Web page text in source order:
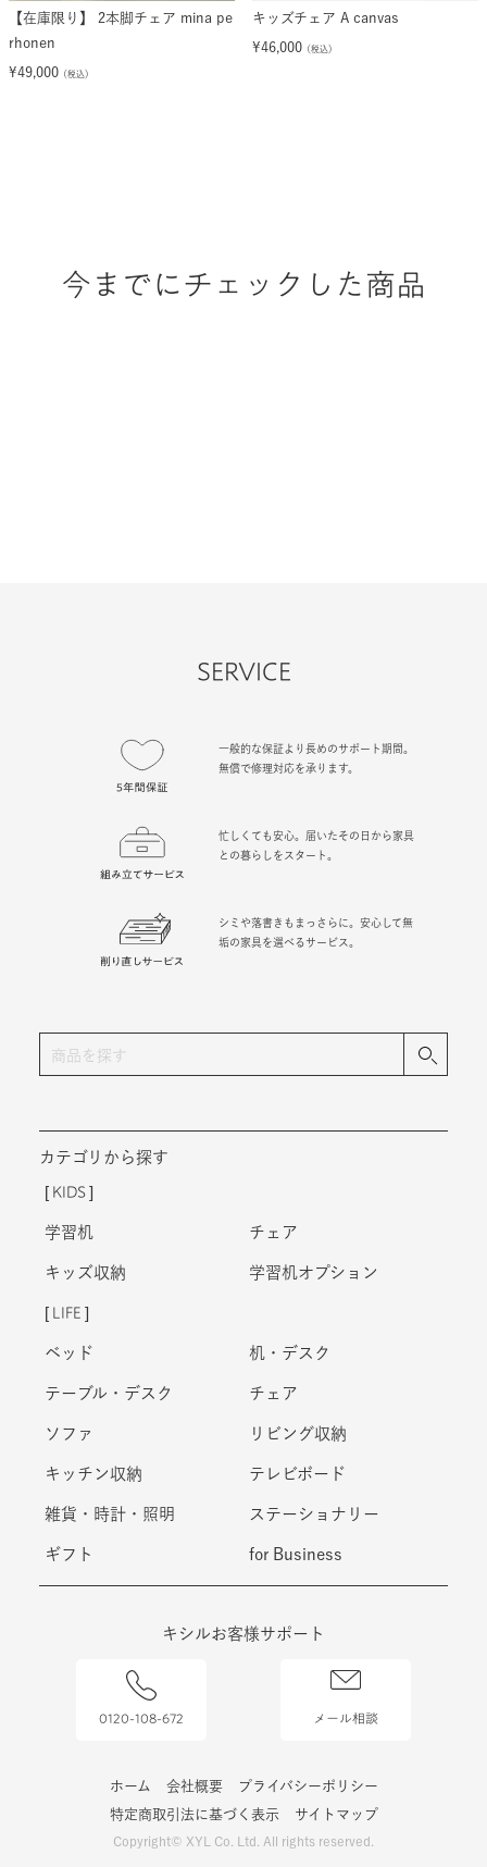
【在庫限り】 2本脚チェア mina pe
rhonen
¥49,000 （税込）
キッズチェア A canvas
¥46,000 （税込）
今までにチェックした商品
SERVICE
一般的な保証より長めのサポート期間。
無償で修理対応を承ります。
忙しくても安心。届いたその日から家具
との暮らしをスタート。
シミや落書きもまっさらに。安心して無
垢の家具を選べるサービス。
カテゴリから探す
KIDS
学習机 チェア
キッズ収納 学習机オプション
LIFE
ベッド 机・デスク
テーブル・デスク チェア
ソファ リビング収納
キッチン収納 テレビボード
雑貨・時計・照明 ステーショナリー
ギフト for Business
キシルお客様サポート
0120-108-672 メール相談
ホーム 会社概要
プライバシーポリシー
特定商取引法に基づく表示
サイトマップ
Copyright© XYL Co. Ltd. All rights reserved.